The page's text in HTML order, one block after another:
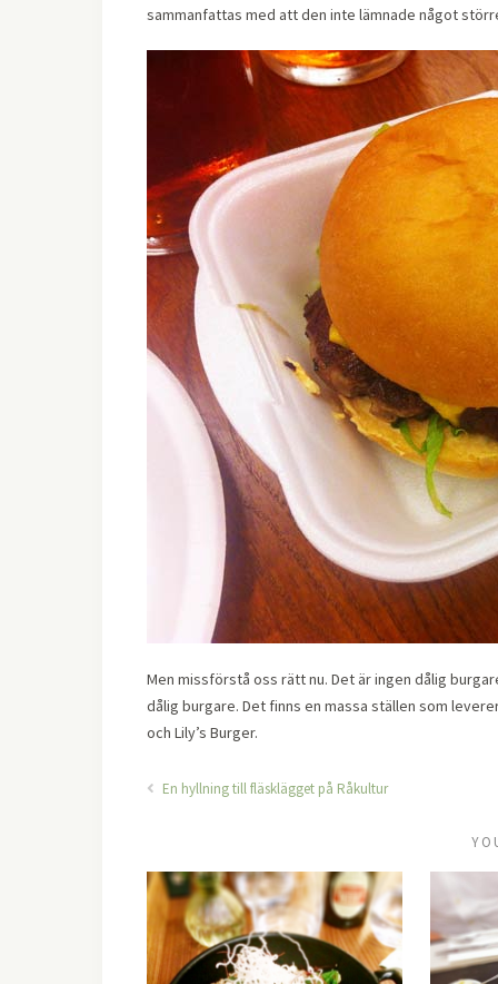
sammanfattas med att den inte lämnade något
Men missförstå oss rätt nu. Det är ingen dålig
dålig burgare. Det finns en massa ställen som
och Lily’s Burger.
En hyllning till fläsklägget på Råkultur